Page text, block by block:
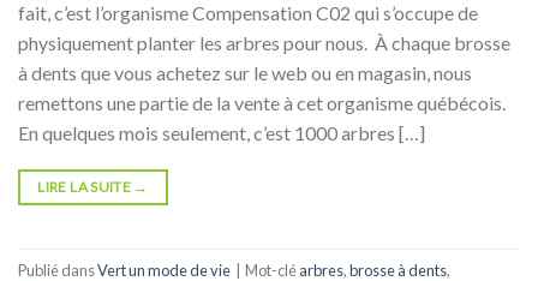
fait, c’est l’organisme Compensation C02 qui s’occupe de
physiquement planter les arbres pour nous. À chaque brosse
à dents que vous achetez sur le web ou en magasin, nous
remettons une partie de la vente à cet organisme québécois.
En quelques mois seulement, c’est 1000 arbres […]
LIRE LA SUITE →
Publié dansVert un mode de vie | Mot-cléarbres,brosse à dents,